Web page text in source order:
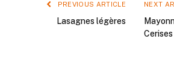
PREVIOUS ARTICLE
Lasagnes légères
NEXT